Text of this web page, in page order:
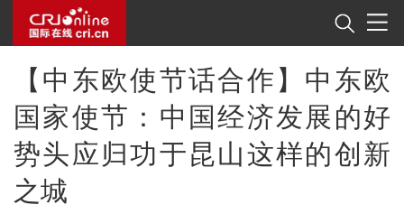
【中东欧使节话合作】中东欧
国家使节：中国经济发展的好
势头应归功于昆山这样的创新
之城